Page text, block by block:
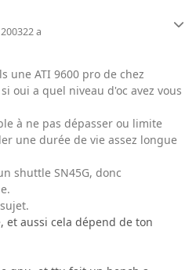
22 a
une ATI 9600 pro de chez
oui a quel niveau d'oc avez vous
à ne pas dépasser ou limite
une durée de vie assez longue
shuttle SN45G, donc
et aussi cela dépend de ton